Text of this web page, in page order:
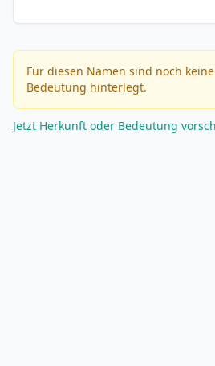
Für diesen Namen sind noch
Bedeutung hinterlegt.
Jetzt Herkunft oder Bedeutung